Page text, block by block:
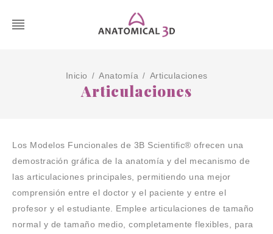
Inicio / Anatomía / Articulaciones
Articulaciones
Los Modelos Funcionales de 3B Scientific® ofrecen una
demostración gráfica de la anatomía y del mecanismo de
las articulaciones principales, permitiendo una mejor
comprensión entre el doctor y el paciente y entre el
profesor y el estudiante. Emplee articulaciones de tamaño
normal y de tamaño medio, completamente flexibles, para